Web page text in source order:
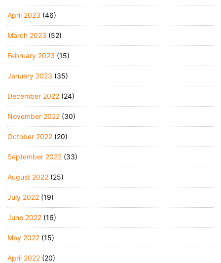
April 2023 (46)
March 2023 (52)
February 2023 (15)
January 2023 (35)
December 2022 (24)
November 2022 (30)
October 2022 (20)
September 2022 (33)
August 2022 (25)
July 2022 (19)
June 2022 (16)
May 2022 (15)
April 2022 (20)